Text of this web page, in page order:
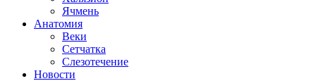
Ячмень
Анатомия
Веки
Сетчатка
Слезотечение
Новости